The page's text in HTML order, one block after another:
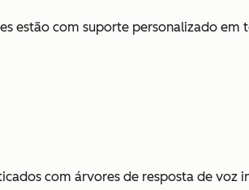
estão com suporte personalizado em
com árvores de resposta de